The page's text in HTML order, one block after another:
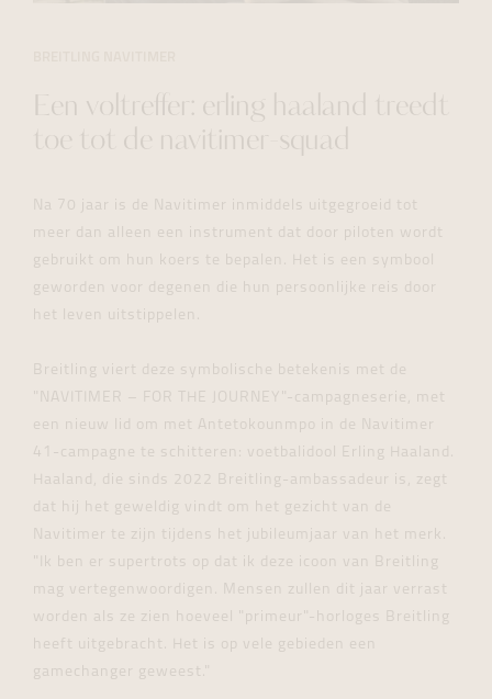
WEBSHOP
Een voltreffer: erling haaland treedt
toe tot de navitimer-squad
Na 70 jaar is de Navitimer inmiddels uitgegroeid tot
meer dan alleen een instrument dat door piloten wordt
gebruikt om hun koers te bepalen. Het is een symbool
geworden voor degenen die hun persoonlijke reis door
het leven uitstippelen.
Breitling viert deze symbolische betekenis met de
"NAVITIMER – FOR THE JOURNEY"-campagneserie, met
een nieuw lid om met Antetokounmpo in de Navitimer
41-campagne te schitteren: voetbalidool Erling Haaland.
Haaland, die sinds 2022 Breitling-ambassadeur is, zegt
dat hij het geweldig vindt om het gezicht van de
Navitimer te zijn tijdens het jubileumjaar van het merk.
"Ik ben er supertrots op dat ik deze icoon van Breitling
mag vertegenwoordigen. Mensen zullen dit jaar verrast
worden als ze zien hoeveel "primeur"-horloges Breitling
heeft uitgebracht. Het is op vele gebieden een
gamechanger geweest."